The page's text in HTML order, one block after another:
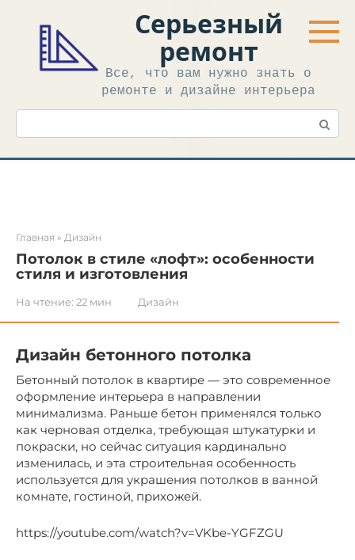
контенту
Серьезный
ремонт
Все, что вам нужно знать о
ремонте и дизайне интерьера
Поиск:
Главная » Дизайн
Потолок в стиле «лофт»: особенности
стиля и изготовления
На чтение: 22 мин Дизайн
Дизайн бетонного потолка
Бетонный потолок в квартире — это современное
оформление интерьера в направлении
минимализма. Раньше бетон применялся только
как черновая отделка, требующая штукатурки и
покраски, но сейчас ситуация кардинально
изменилась, и эта строительная особенность
используется для украшения потолков в ванной
комнате, гостиной, прихожей.
https://youtube.com/watch?v=VKbe-YGFZGU